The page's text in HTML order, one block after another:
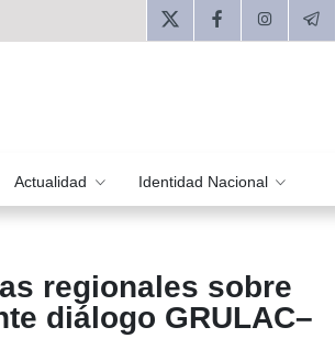
Actualidad Identidad Nacional
regionales sobre
diálogo GRULAC–